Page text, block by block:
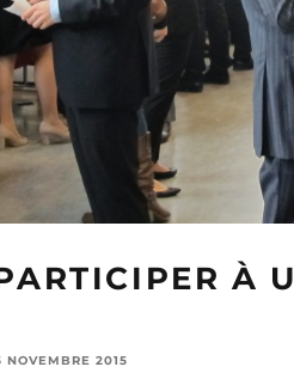
À
NOVEMBRE 2015